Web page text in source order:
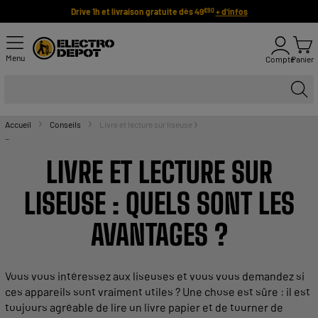
Drive 1h et livraison gratuite dès 49€90 + d'infos
Menu ComptePanier
Accueil Conseils Livre et lecture sur liseuse
-
LIVREET LECTURE SUR
LISEUSE: QUELS SONT LES
AVANTAGES ?
Vous vous intéressez aux liseuses et vous vous demandez si
ces appareils sont vraiment utiles ? Une chose est sûre : il est
toujours agréable de lire un livre papier et de tourner de